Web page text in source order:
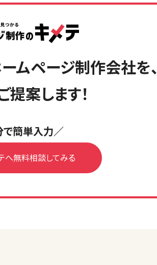
ムページ制作会社を、
提案します！
簡単入力／
へ無料相談してみる